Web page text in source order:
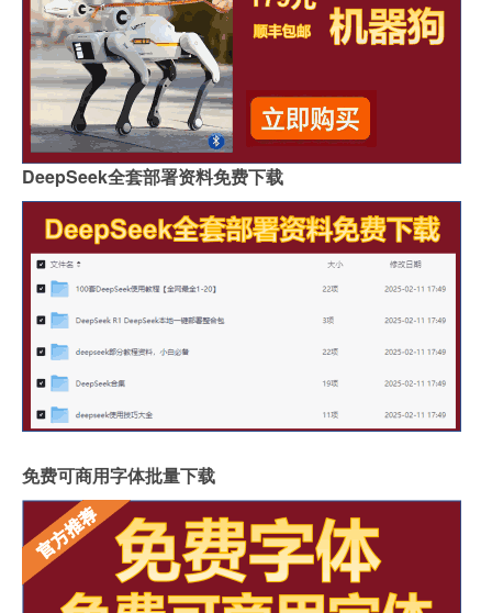
DeepSeek全套部署资料免费下载
免费可商用字体批量下载